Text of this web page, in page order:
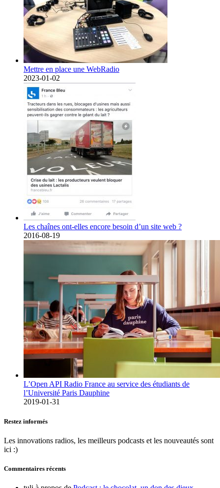
Mettre en place une WebRadio
2023-01-02
Les chaînes ont-elles encore besoin d’un site web ?
2016-08-19
L’Open API Radio France au service des étudiants de
l’Université Paris Dauphine
2019-01-31
Restez informés
Les innovations radios, les meilleurs podcasts et les nouveautés sont
ici :)
Commentaires récents